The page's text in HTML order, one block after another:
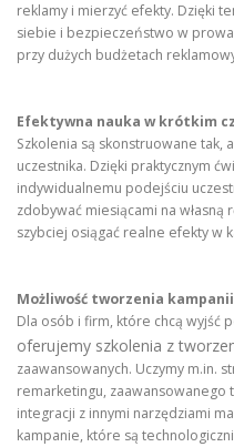
reklamy i mierzyć efekty. Dzięki
siebie i bezpieczeństwo w
przy dużych budżetach
Efektywna nauka w krótkim
Szkolenia są skonstruowane tak,
uczestnika. Dzięki praktycznym
indywidualnemu podejściu
zdobywać miesiącami na własną
szybciej osiągać realne efekty w
Możliwość tworzenia
Dla osób i firm, które chcą wyjść
oferujemy szkolenia z
zaawansowanych. Uczymy m.in.
remarketingu,
integracji z innymi narzędziami
kampanie, które są